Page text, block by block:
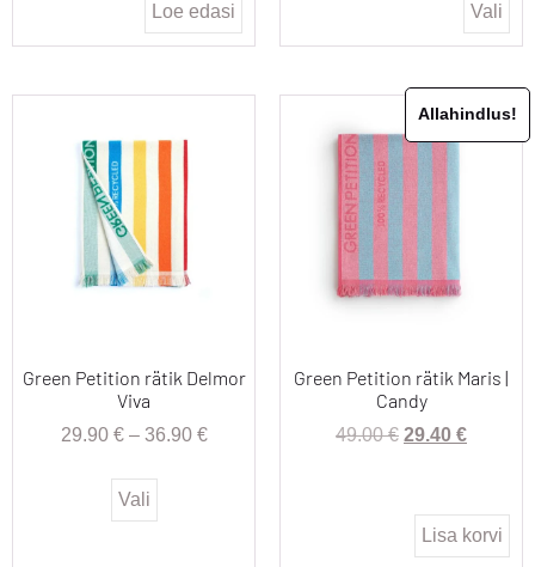
Loe edasi
Vali
Green Petition rätik Delmor
Viva
29.90 € – 36.90 €
Vali
Allahindlus!
Green Petition rätik Maris |
Candy
49.00€ 29.40 €
Lisa korvi